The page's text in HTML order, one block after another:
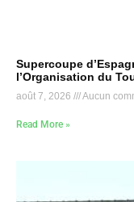
Supercoupe
l’Organisation du
août 7, 2026 Aucun
Read More »